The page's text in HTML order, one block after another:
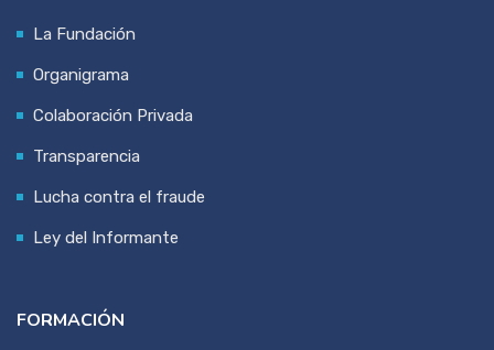
La Fundación
Organigrama
Colaboración Privada
Transparencia
Lucha contra el fraude
Ley del Informante
FORMACIÓN